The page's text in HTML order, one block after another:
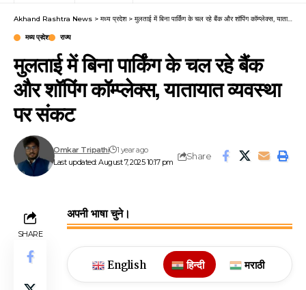
Akhand Rashtra News > मध्य प्रदेश> मुलताई में बिना पार्किंग के चल रहे बैंक और शॉपिंग कॉम्प्लेक्स, यातायात व्यवस्था पर संकट
मध्य प्रदेश राज्य
मुलताई में बिना पार्किंग के चल रहे बैंक
और शॉपिंग कॉम्प्लेक्स, यातायात व्यवस्था
पर संकट
Last updated: August 7, 2025 10:17 pm
Omkar Tripathi 1 year ago
Share
SHARE
अपनी भाषा चुने।
English हिन्दी मराठी